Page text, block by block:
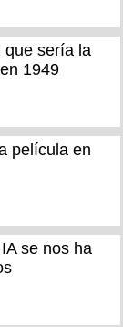
que sería la
1949
película en
se nos ha